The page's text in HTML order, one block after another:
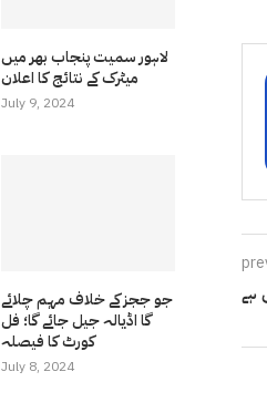
ہے
لاہور سمیت پنجاب بھر میں
میٹرک کے نتائج کا اعلان
July 9, 2024
جو ججز کے خلاف مہم چلائے
گا اڈیالہ جیل جائے گا؛ فل
کورٹ کا فیصلہ
July 8, 2024